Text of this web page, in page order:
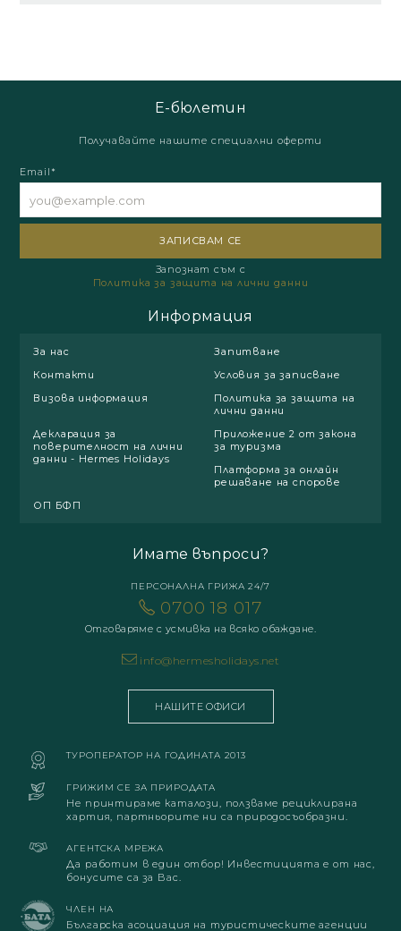
Е-бюлетин
Получавайте нашите специални оферти
Email*
Запознат съм с
Политика за защита на лични данни
Информация
За нас
Запитване
Контакти
Условия за записване
Визова информация
Политика за защита на
лични данни
Декларация за
поверителност на лични
данни - Hermes Holidays
Приложение 2 от закона
за туризма
Платформа за онлайн
решаване на спорове
ОП БФП
Имате въпроси?
ПЕРСОНАЛНА ГРИЖА 24/7
0700 18 017
Отговаряме с усмивка на всяко обаждане.
info@hermesholidays.net
НАШИТЕ ОФИСИ
ТУРОПЕРАТОР НА ГОДИНАТА 2013
ГРИЖИМ СЕ ЗА ПРИРОДАТА
Не принтираме каталози, ползваме рециклирана
хартия, партньорите ни са природосъобразни.
АГЕНТСКА МРЕЖА
Да работим в един отбор! Инвестицията е от нас,
бонусите са за Вас.
ЧЛЕН НА
Българска асоциация на туристическите агенции